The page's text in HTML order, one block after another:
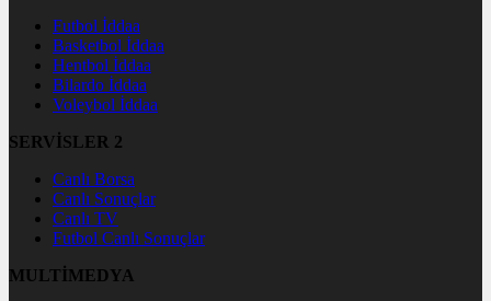
Futbol İddaa
Basketbol İddaa
Hentbol İddaa
Bilardo İddaa
Voleybol İddaa
SERVİSLER 2
Canlı Borsa
Canlı Sonuçlar
Canlı TV
Futbol Canlı Sonuçlar
MULTİMEDYA